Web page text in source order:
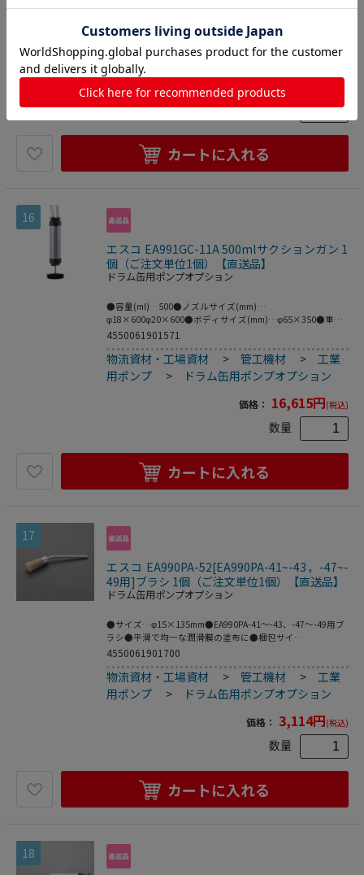
6.04mm（先端：4.59mm）●耐衝撃性と堅牢性●梱包サイ
ズ:123×67×318●梱包重量494g
物流資材・工場資材>管工機材
用ポンプ>ドラム缶用ポンプオプション
価格： 5,967
数量
カートに入れる
16
エスコ EA991GC-11A 500mlサクションガン 1
個（ご注文単位1個）【直送品】
ドラム缶用ポンプオプション
●容量(ml)…500●ノズルサイズ(mm)…
φ18×600φ20×600●ボディサイズ(mm)…φ65×350●重
量…550g●アルミ製●SAE50まで対応●ガソリン、ディーゼ
解できるため、お手入れも簡単です。●梱包サイ
ズ:168×685×72●梱包重量1062g
4550061901571
物流資材・工場資材 >管工機材 > 工業
用ポンプ
> ドラム缶用ポンプオプション
価格： 16,615円(税込)
数量
カートに入れる
17
エスコ EA990PA-52[EA990PA-41~-43，-47~-
49用]ブラシ 1個（ご注文単位1個）【直送品】
ドラム缶用ポンプオプション
●サイズ…φ15×135mm●EA990PA-41～-43、-47～-49用ブ
ラシ●平滑で均一な潤滑膜の塗布に●梱包サイ
ズ:170×50×16●梱包重量16g
4550061901700
物流資材・工場資材 >管工機材 > 工業
用ポンプ
> ドラム缶用ポンプオプション
価格： 3,114円(税込)
数量
カートに入れる
18